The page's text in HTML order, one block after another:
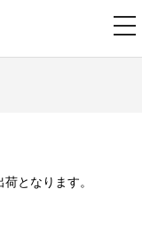
となります。